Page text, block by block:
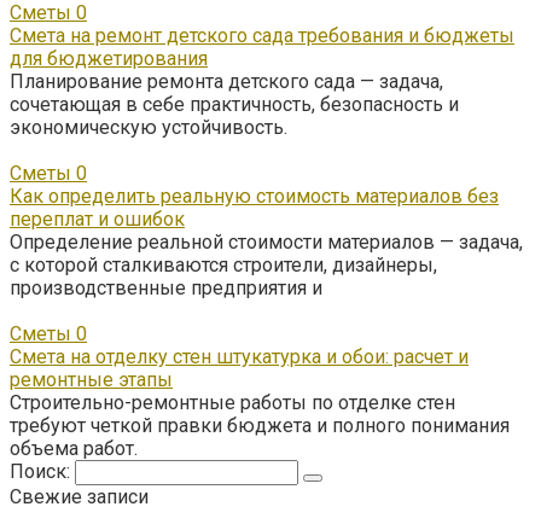
Сметы 0
Смета на ремонт детского сада требования и бюджеты
для бюджетирования
Планирование ремонта детского сада — задача,
сочетающая в себе практичность, безопасность и
экономическую устойчивость.
Сметы 0
Как определить реальную стоимость материалов без
переплат и ошибок
Определение реальной стоимости материалов — задача,
с которой сталкиваются строители, дизайнеры,
производственные предприятия и
Сметы 0
Смета на отделку стен штукатурка и обои: расчет и
ремонтные этапы
Строительно-ремонтные работы по отделке стен
требуют четкой правки бюджета и полного понимания
объема работ.
Поиск:
Свежие записи